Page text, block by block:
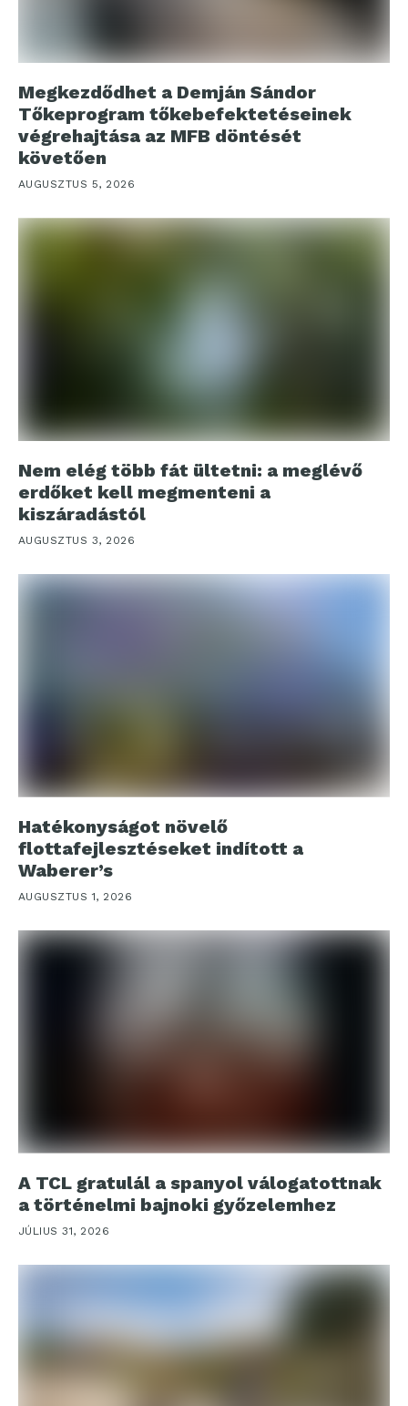
Megkezdődhet a Demján Sándor
Tőkeprogram tőkebefektetéseinek
végrehajtása az MFB döntését
követően
AUGUSZTUS 5, 2026
Nem elég több fát ültetni: a meglévő
erdőket kell megmenteni a
kiszáradástól
AUGUSZTUS 3, 2026
Hatékonyságot növelő
flottafejlesztéseket indított a
Waberer’s
AUGUSZTUS 1, 2026
A TCL gratulál a spanyol válogatottnak
a történelmi bajnoki győzelemhez
JÚLIUS 31, 2026